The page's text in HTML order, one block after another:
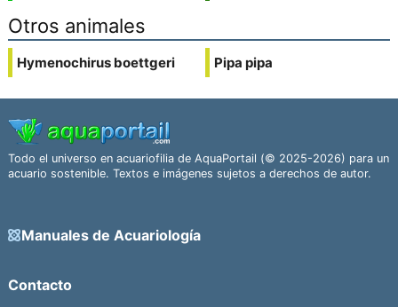
Otros animales
Hymenochirus boettgeri Pipa pipa
Todo el universo en acuariofilia de AquaPortail (© 2025-2026) para un
acuario sostenible. Textos e imágenes sujetos a derechos de autor.
Manuales de Acuariología
Contacto